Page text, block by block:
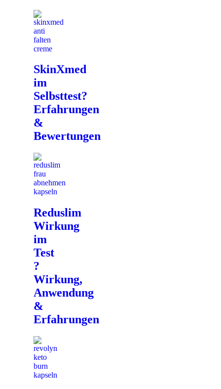
SkinXmed
im
Selbsttest?
Erfahrungen
&
Bewertungen
Reduslim
Wirkung
im
Test
?
Wirkung,
Anwendung
&
Erfahrungen